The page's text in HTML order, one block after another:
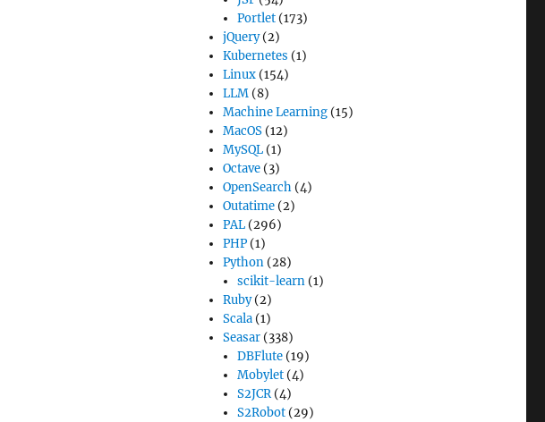
Portlet (173)
jQuery(2)
Kubernetes (1)
Linux (154)
LLM (8)
Machine Learning (15)
MacOS (12)
MySQL (1)
Octave (3)
OpenSearch (4)
Outatime (2)
PAL (296)
PHP (1)
Python (28)
scikit-learn (1)
Ruby(2)
Scala (1)
Seasar (338)
DBFlute (19)
Mobylet (4)
S2JCR(4)
S2Robot (29)